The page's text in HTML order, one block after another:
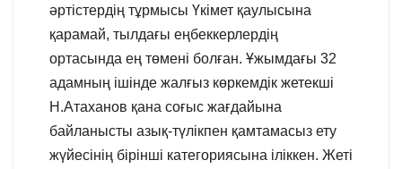
әртістердің тұрмысы Үкімет қаулысына
қарамай, тылдағы еңбеккерлердің
ортасында ең төмені болған. Ұжымдағы 32
адамның ішінде жалғыз көркемдік жетекші
Н.Атаханов қана соғыс жағдайына
байланысты азық-түлікпен қамтамасыз ету
жүйесінің бірінші категориясына іліккен. Жеті